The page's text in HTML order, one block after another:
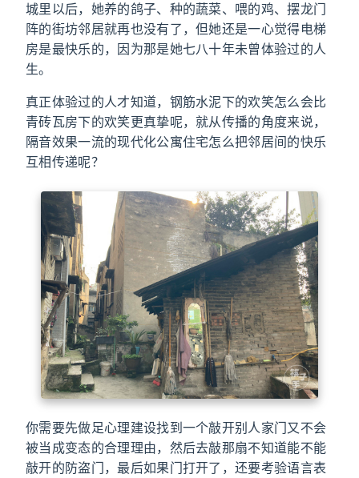
城里以后，她养的鸽子、种的蔬菜、喂的鸡、摆龙门
阵的街坊邻居就再也没有了，但她还是一心觉得电梯
房是最快乐的，因为那是她七八十年未曾体验过的人
生。
真正体验过的人才知道，钢筋水泥下的欢笑怎么会比
青砖瓦房下的欢笑更真挚呢，就从传播的角度来说，
隔音效果一流的现代化公寓住宅怎么把邻居间的快乐
互相传递呢？
你需要先做足心理建设找到一个敲开别人家门又不会
被当成变态的合理理由，然后去敲那扇不知道能不能
敲开的防盗门，最后如果门打开了，还要考验语言表